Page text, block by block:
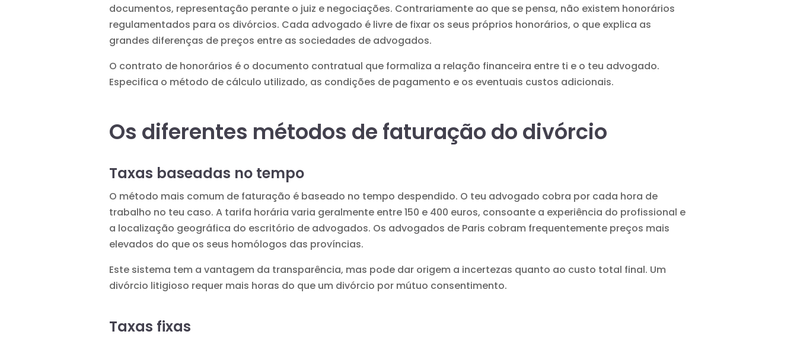
documentos, representação perante o juiz e negociações. Contrariamente ao que se pensa, não existem honorários
regulamentados para os divórcios. Cada advogado é livre de fixar os seus próprios honorários, o que explica as
grandes diferenças de preços entre as sociedades de advogados.
O contrato de honorários é o documento contratual que formaliza a relação financeira entre ti e o teu advogado.
Especifica o método de cálculo utilizado, as condições de pagamento e os eventuais custos adicionais.
Os diferentes métodos de faturação do divórcio
Taxas baseadas no tempo
O método mais comum de faturação é baseado no tempo despendido. O teu advogado cobra por cada hora de
trabalho no teu caso. A tarifa horária varia geralmente entre 150 e 400 euros, consoante a experiência do profissional e
a localização geográfica do escritório de advogados. Os advogados de Paris cobram frequentemente preços mais
elevados do que os seus homólogos das províncias.
Este sistema tem a vantagem da transparência, mas pode dar origem a incertezas quanto ao custo total final. Um
divórcio litigioso requer mais horas do que um divórcio por mútuo consentimento.
Taxas fixas